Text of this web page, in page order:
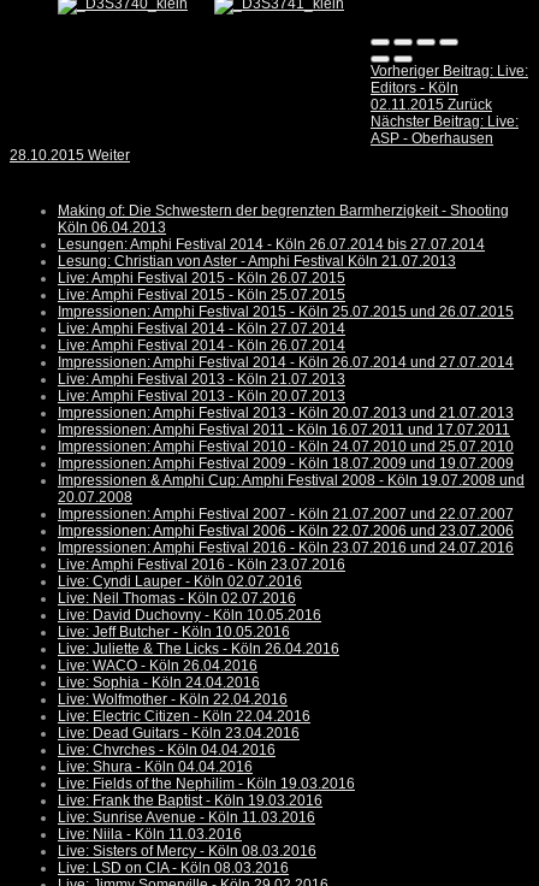
Vorheriger Beitrag: Live:
Editors - Köln
02.11.2015 Zurück
Nächster Beitrag: Live:
ASP - Oberhausen
28.10.2015 Weiter
Making of: Die Schwestern der begrenzten Barmherzigkeit - Shooting
Köln 06.04.2013
Lesungen: Amphi Festival 2014 - Köln 26.07.2014 bis 27.07.2014
Lesung: Christian von Aster - Amphi Festival Köln 21.07.2013
Live: Amphi Festival 2015 - Köln 26.07.2015
Live: Amphi Festival 2015 - Köln 25.07.2015
Impressionen: Amphi Festival 2015 - Köln 25.07.2015 und 26.07.2015
Live: Amphi Festival 2014 - Köln 27.07.2014
Live: Amphi Festival 2014 - Köln 26.07.2014
Impressionen: Amphi Festival 2014 - Köln 26.07.2014 und 27.07.2014
Live: Amphi Festival 2013 - Köln 21.07.2013
Live: Amphi Festival 2013 - Köln 20.07.2013
Impressionen: Amphi Festival 2013 - Köln 20.07.2013 und 21.07.2013
Impressionen: Amphi Festival 2011 - Köln 16.07.2011 und 17.07.2011
Impressionen: Amphi Festival 2010 - Köln 24.07.2010 und 25.07.2010
Impressionen: Amphi Festival 2009 - Köln 18.07.2009 und 19.07.2009
Impressionen & Amphi Cup: Amphi Festival 2008 - Köln 19.07.2008 und
20.07.2008
Impressionen: Amphi Festival 2007 - Köln 21.07.2007 und 22.07.2007
Impressionen: Amphi Festival 2006 - Köln 22.07.2006 und 23.07.2006
Impressionen: Amphi Festival 2016 - Köln 23.07.2016 und 24.07.2016
Live: Amphi Festival 2016 - Köln 23.07.2016
Live: Cyndi Lauper - Köln 02.07.2016
Live: Neil Thomas - Köln 02.07.2016
Live: David Duchovny - Köln 10.05.2016
Live: Jeff Butcher - Köln 10.05.2016
Live: Juliette & The Licks - Köln 26.04.2016
Live: WACO - Köln 26.04.2016
Live: Sophia - Köln 24.04.2016
Live: Wolfmother - Köln 22.04.2016
Live: Electric Citizen - Köln 22.04.2016
Live: Dead Guitars - Köln 23.04.2016
Live: Chvrches - Köln 04.04.2016
Live: Shura - Köln 04.04.2016
Live: Fields of the Nephilim - Köln 19.03.2016
Live: Frank the Baptist - Köln 19.03.2016
Live: Sunrise Avenue - Köln 11.03.2016
Live: Niila - Köln 11.03.2016
Live: Sisters of Mercy - Köln 08.03.2016
Live: LSD on CIA - Köln 08.03.2016